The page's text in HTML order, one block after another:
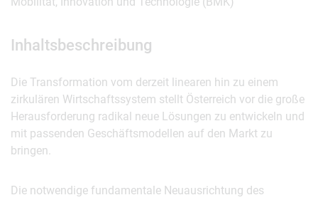
Inhaltsbeschreibung
Die Transformation vom derzeit linearen hin zu einem
zirkulären Wirtschaftssystem stellt Österreich vor die große
Herausforderung radikal neue Lösungen zu entwickeln und
mit passenden Geschäftsmodellen auf den Markt zu
bringen.
Die notwendige fundamentale Neuausrichtung des